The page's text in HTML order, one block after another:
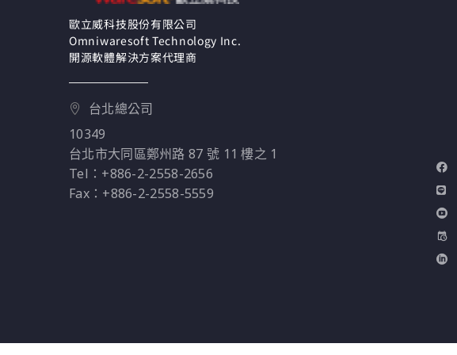
歐立威科技股份有限公司
Omniwaresoft Technology Inc.
開源軟體解決方案代理商
台北總公司
10349
台北市大同區鄭州路 87 號 11 樓之 1
Tel：+886-2-2558-2656
Fax：+886-2-2558-5559